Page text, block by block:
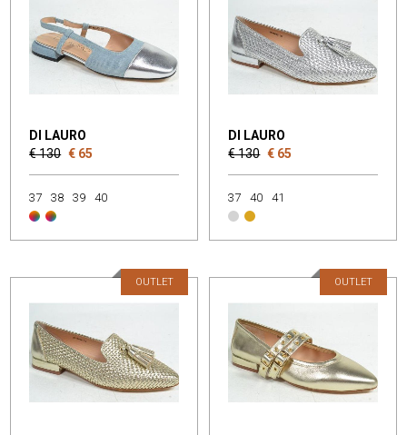
DI LAURO
€ 130 € 65
37 38 39 40
DI LAURO
€ 130 € 65
37 40 41
OUTLET OUTLET